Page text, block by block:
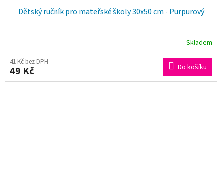
Dětský ručník pro mateřské školy 30x50 cm - Purpurový
Skladem
41 Kč bez DPH
49 Kč Do košíku